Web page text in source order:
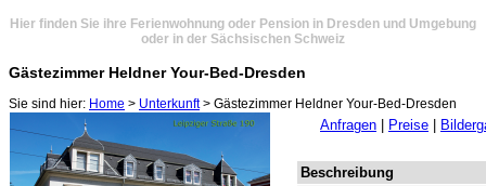
Hier finden Sie ihre Ferienwohnung oder Pension in Dresden und Umgebung
oder in der Sächsischen Schweiz
Gästezimmer Heldner Your-Bed-Dresden
Sie sind hier: Home > Unterkunft> Gästezimmer Heldner Your-Bed-Dresden
Anfragen Preise
Beschreibung